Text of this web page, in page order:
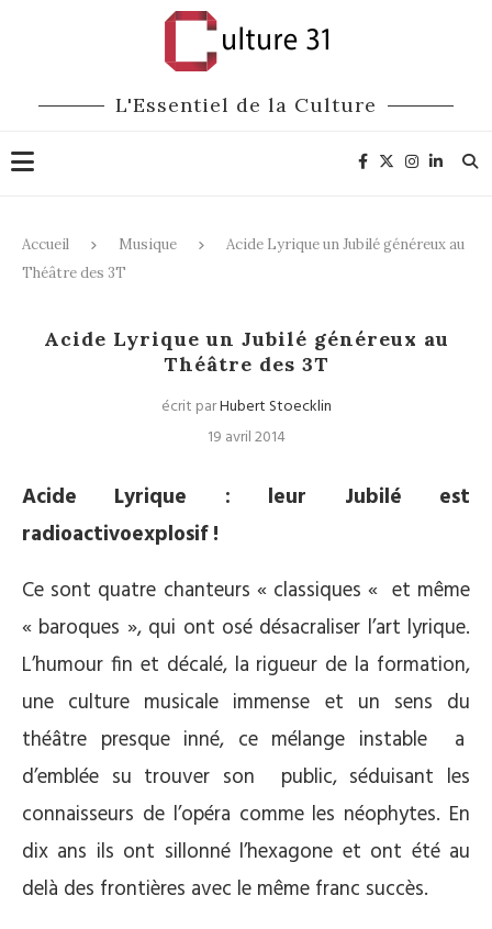
L'Essentiel de la Culture
Accueil Musique
Acide Lyrique un Jubilé généreux au
Théâtre des 3T
Théâtre
Acide Lyrique un Jubilé généreux au
Théâtre des 3T
écrit parHubert Stoecklin
19 avril 2014
Acide Lyrique : leur Jubilé est
radioactivoexplosif !
Ce sont quatre chanteurs « classiques « et même
« baroques », qui ont osé désacraliser l’art lyrique.
L’humour fin et décalé, la rigueur de la formation,
une culture musicale immense et un sens du
théâtre presque inné, ce mélange instable a
d’emblée su trouver son public, séduisant les
connaisseurs de l’opéra comme les néophytes. En
dix ans ils ont sillonné l’hexagone et ont été au
delà des frontières avec le même franc succès.